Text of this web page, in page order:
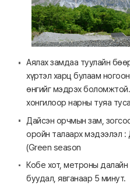
Аялах замдаа туулайн
хүртэл харц булаам
өнгийг мэдрэх
хонгилоор нарны туяа
Дайсэн орчмын зам,
оройн талаарх мэдээлэл :
(Green season
Кобе хот, метроны
буудал, явганаар 5 минут.